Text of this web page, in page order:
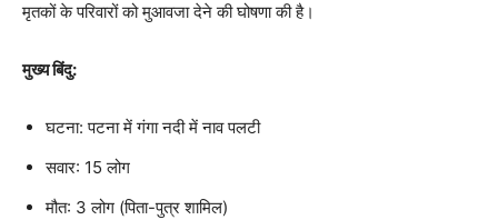
मृतकों के परिवारों को मुआवजा देने की घोषणा की है।
मुख्य बिंदु:
घटना: पटना में गंगा नदी में नाव पलटी
सवार: 15 लोग
मौत: 3 लोग (पिता-पुत्र शामिल)